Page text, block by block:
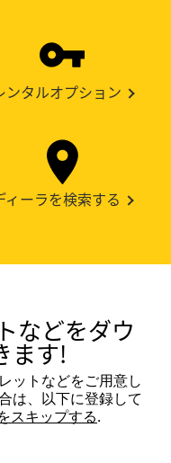
ンタルオプション
ィーラを検索する
などをダウ
ます!
ットなどをご用意し
は、以下に登録して
スキップする.